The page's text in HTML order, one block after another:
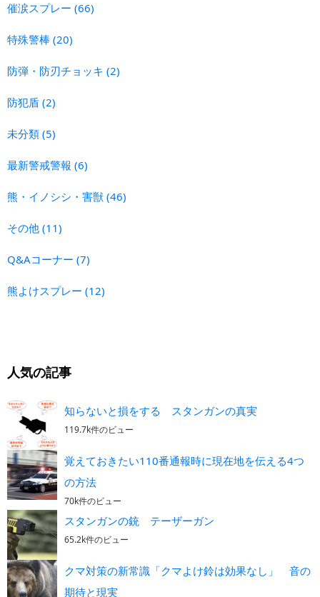
催涙スプレー (66)
特殊警棒 (20)
防弾・防刃チョッキ (2)
防犯盾 (2)
未分類 (5)
最新警戒警報 (6)
熊・イノシシ・害獣 (46)
その他 (11)
Q&Aコーナー (7)
熊よけスプレー (12)
人気の記事
知らないと損をする スタンガンの真実
119.7k件のビュー
覚えておきたい110番通報時に現在地を伝える4つ
の方法
70k件のビュー
スタンガンの銃 テーザーガン
65.2k件のビュー
クマ対策の新常識「クマよけ鈴は効果なし」 音の
期待と現実